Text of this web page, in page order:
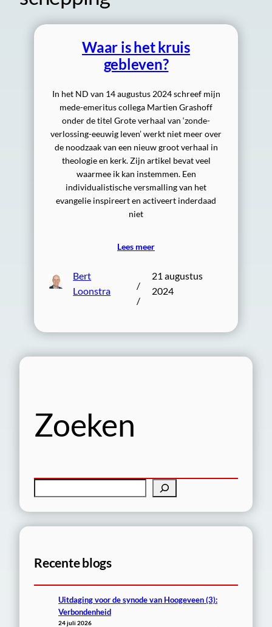
Waar is het kruis
gebleven?
In het ND van 14 augustus 2024 schreef mijn
mede-emeritus collega Martien Grashoff
onder de titel Grote verhaal van ‘zonde-
verlossing-eeuwig leven’ werkt niet meer over
de noodzaak van een nieuw groot verhaal in
theologie en kerk. Zijn artikel bevat veel
waarmee ik kan instemmen. Een
individualistische versmalling van het
evangelie inspireert en activeert inderdaad
niet
Lees meer
Bert
Loonstra
/
/
21 augustus
2024
Zoeken
n
Recente blogs
Uitdaging voor de synode van Hoogeveen (3):
Verbondenheid
24 juli 2026